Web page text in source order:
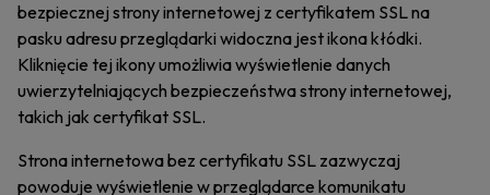
bezpiecznej strony internetowej z certyfikatem SSL na
pasku adresu przeglądarki widoczna jest ikona kłódki.
Kliknięcie tej ikony umożliwia wyświetlenie danych
uwierzytelniających bezpieczeństwa strony internetowej,
takich jak certyfikat SSL.
Strona internetowa bez certyfikatu SSL zazwyczaj
powoduje wyświetlenie w przeglądarce komunikatu